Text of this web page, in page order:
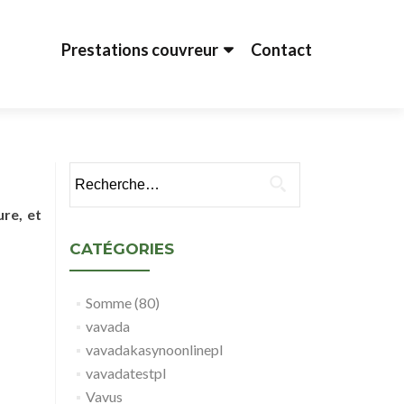
Prestations couvreur Contact
et
CATÉGORIES
Somme (80)
vavada
vavadakasynoonlinepl
vavadatestpl
Vavus